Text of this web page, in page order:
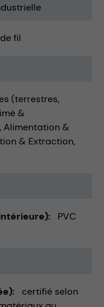
fil
(terrestres,
&
Alimentation &
& Extraction
PVC
certifié selon